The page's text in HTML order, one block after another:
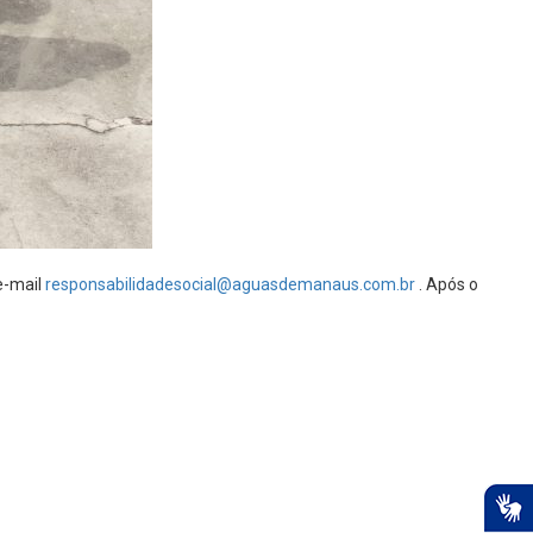
mail responsabilidadesocial@aguasdemanaus.com.br . Após o